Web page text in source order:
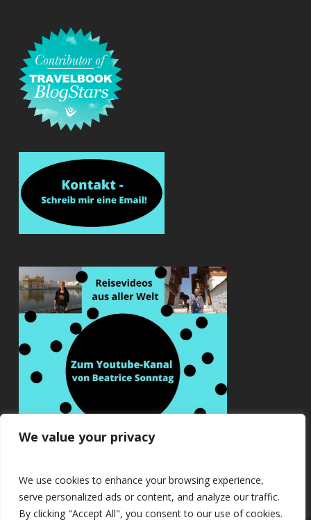
We value your privacy
We use cookies to enhance your browsing experience,
serve personalized ads or content, and analyze our traffic.
By clicking "Accept All", you consent to our use of cookies.